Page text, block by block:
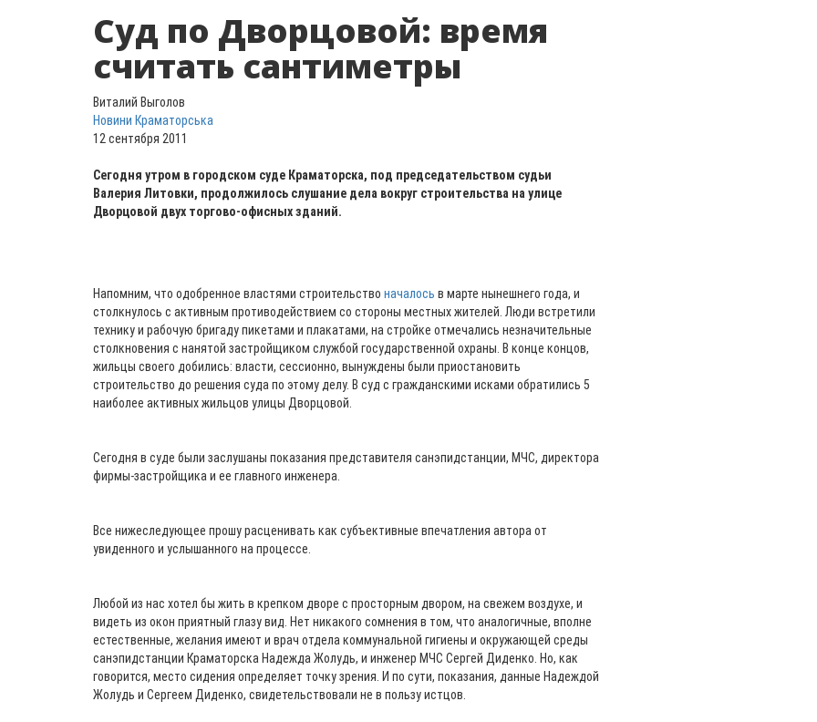
Суд по Дворцовой: время
считать сантиметры
Виталий Выголов
Новини Краматорська
12 сентября 2011
Сегодня утром в городском суде Краматорска, под председательством судьи
Валерия Литовки, продолжилось слушание дела вокруг строительства на улице
Дворцовой двух торгово-офисных зданий.
Напомним, что одобренное властями строительство началось в марте нынешнего года, и
столкнулось с активным противодействием со стороны местных жителей. Люди встретили
технику и рабочую бригаду пикетами и плакатами, на стройке отмечались незначительные
столкновения с нанятой застройщиком службой государственной охраны. В конце концов,
жильцы своего добились: власти, сессионно, вынуждены были приостановить
строительство до решения суда по этому делу. В суд с гражданскими исками обратились 5
наиболее активных жильцов улицы Дворцовой.
Сегодня в суде были заслушаны показания представителя санэпидстанции, МЧС, директора
фирмы-застройщика и ее главного инженера.
Все нижеследующее прошу расценивать как субъективные впечатления автора от
увиденного и услышанного на процессе.
Любой из нас хотел бы жить в крепком дворе с просторным двором, на свежем воздухе, и
видеть из окон приятный глазу вид. Нет никакого сомнения в том, что аналогичные, вполне
естественные, желания имеют и врач отдела коммунальной гигиены и окружающей среды
санэпидстанции Краматорска Надежда Жолудь, и инженер МЧС Сергей Диденко. Но, как
говорится, место сидения определяет точку зрения. И по сути, показания, данные Надеждой
Жолудь и Сергеем Диденко, свидетельствовали не в пользу истцов.